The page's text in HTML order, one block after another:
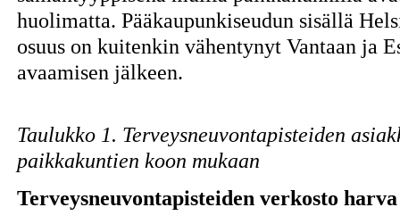
huolimatta. Pääkaupunkiseudun sisällä
osuus on kuitenkin vähentynyt Vantaan ja
avaamisen jälkeen.
Taulukko 1. Terveysneuvontapisteiden
paikkakuntien koon mukaan
Terveysneuvontapisteiden verkosto harva